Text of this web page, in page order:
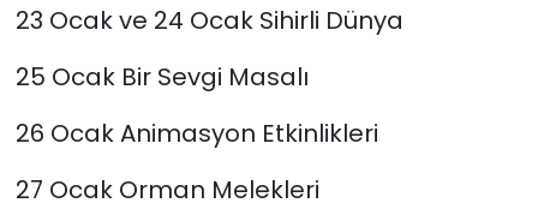
23 Ocak ve 24 Ocak Sihirli Dünya
25 Ocak Bir Sevgi Masalı
26 Ocak Animasyon Etkinlikleri
27 Ocak Orman Melekleri